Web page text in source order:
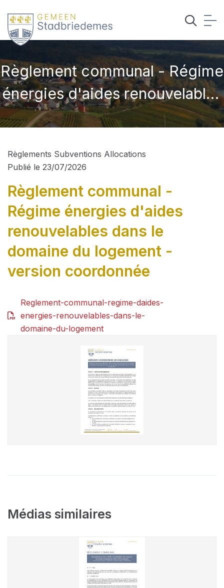
Règlement communal - Régime
énergies d'aides renouvelables
dans le domaine du logement -
Règlements Subventions Allocations
Publié le 23/07/2026
Règlement communal -
Régime énergies d'aides
renouvelables dans le
domaine du logement -
version coordonnée
Reglement-communal-regime-daides-
energies-renouvelables-dans-le-
domaine-du-logement
Médias similaires